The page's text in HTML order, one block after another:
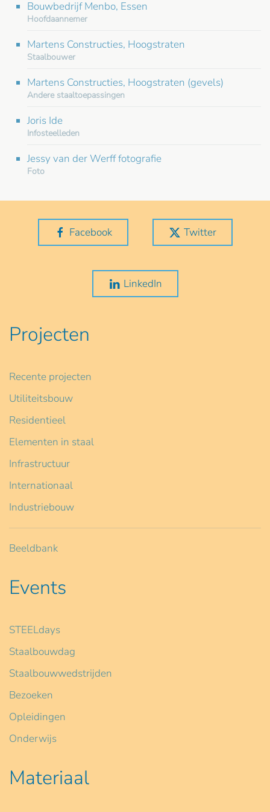
Bouwbedrijf Menbo, Essen
Hoofdaannemer
Martens Constructies, Hoogstraten
Staalbouwer
Martens Constructies, Hoogstraten (gevels)
Andere staaltoepassingen
Joris Ide
Infosteelleden
Jessy van der Werff fotografie
Foto
Facebook Twitter
LinkedIn
Projecten
Recente projecten
Utiliteitsbouw
Residentieel
Elementen in staal
Infrastructuur
Internationaal
Industriebouw
Beeldbank
Events
STEELdays
Staalbouwdag
Staalbouwwedstrijden
Bezoeken
Opleidingen
Onderwijs
Materiaal